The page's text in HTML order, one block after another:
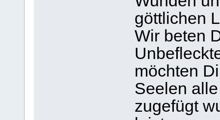
göttlichen
Wir beten
möchten
Seelen
zugefügt